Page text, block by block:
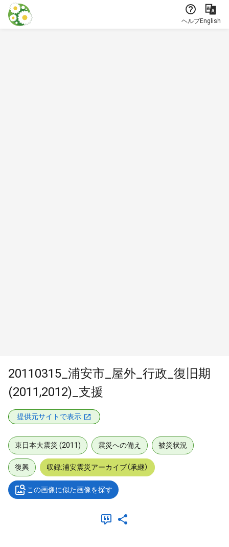
本文に飛ぶ
ヘルプEnglish
20110315_浦安市_屋外_行政_復旧期
(2011,2012)_支援
提供元サイトで表示
東日本大震災 (2011) 震災への備え 被災状況
復興 収録:浦安震災アーカイブ（承継）
この画像に似た画像を探す